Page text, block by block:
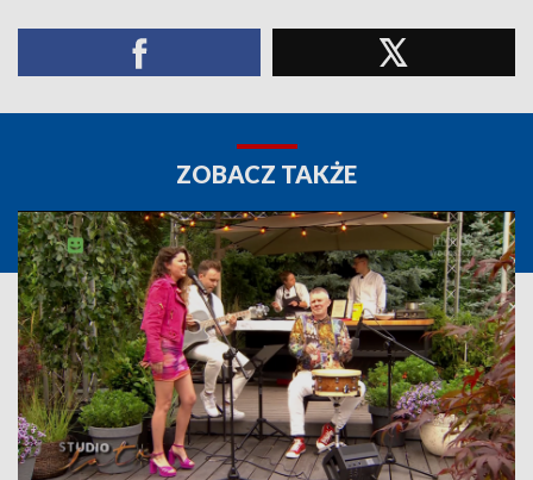
ZOBACZ TAKŻE